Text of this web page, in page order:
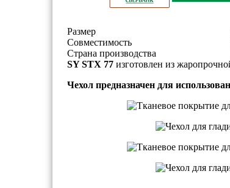
Размер
Совместимость
Страна производства
SY STX 77 изготовлен из
Чехол предназначен для